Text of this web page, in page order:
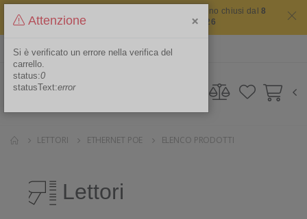
Il sito non chiude mai ma i nostri uffici saranno chiusi dal8
agosto 2026 al 16 agosto 2026
Area Riservata
LETTORI ETHERNET POE ELENCO PRODOTTI
Lettori
Attenzione ×
Si è verificato un errore nella verifica del
carrello.
status:0
statusText:error